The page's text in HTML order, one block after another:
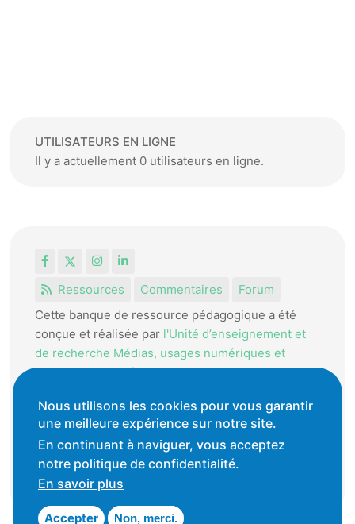
UTILISATEURS EN LIGNE
Il y a actuellement 0 utilisateurs en ligne.
FacebookInstagram
LinkedIn
Ressources
Commentaires
Forum
Cette banque de ressource pédagogique a été
conçue et réalisée par l'Unité d’enseignement et
de recherche Médias, usages numériques et
didactique de l’Informatique.
La HEP-VD met cet outil à disposition des
enseignantes et enseignants vaudois pour
favoriser l'échange de ressources pédagogiques.
Conditions générales d'utilisation
Nous utilisons les cookies pour vous garantir
une meilleure expérience sur notre site.
En continuant à naviguer, vous acceptez
notre politique de confidentialité.
En savoir plus
Accepter Non, merci.